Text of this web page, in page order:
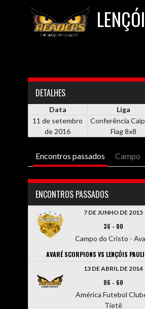
DETALHES
Data Liga
11 de setembro
de 2016
Conferência
Flag 8x8
Encontros passados Campo
ENCONTROS PASSADOS
7 DE JUNHO DE 2015
36 - 00
Campo do Cristo -
AVARÉ SCORPIONS VS LENÇÓIS
13 DE ABRIL DE 2014
06 - 60
América Futebol
Tietê